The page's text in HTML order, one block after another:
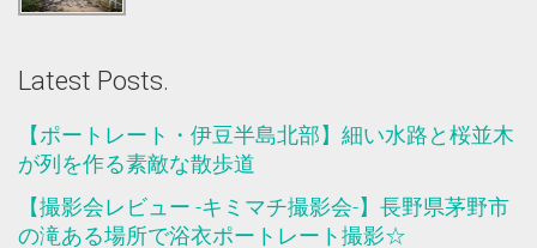
Latest Posts.
【ポートレート・伊豆半島北部】細い水路と桜並木
が列を作る素敵な散歩道
【撮影会レビュー -キミマチ撮影会-】長野県茅野市
の滝ある場所で浴衣ポートレート撮影☆